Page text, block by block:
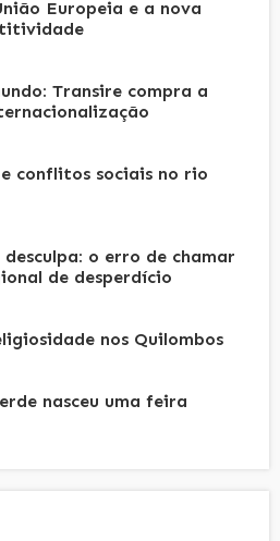
Europeia e a nova
Transire compra a
conflitos sociais no rio
o erro de chamar
de desperdício
nos Quilombos
nasceu uma feira